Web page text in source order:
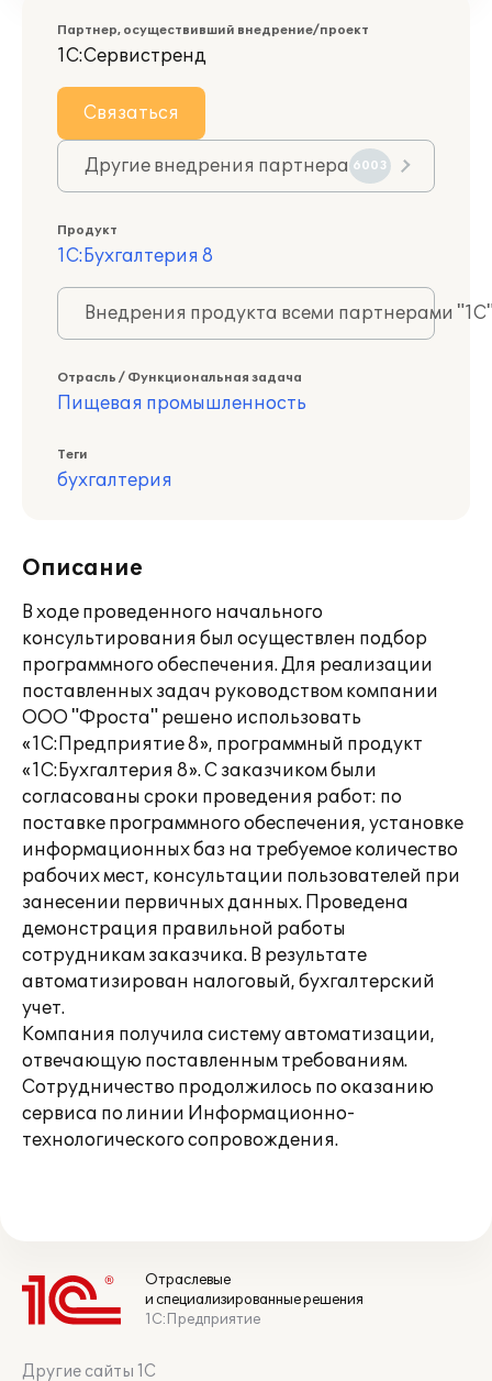
Партнер, осуществивший внедрение/проект
1С:Сервистренд
Связаться
Другие внедрения партнера 6003
Продукт
1С:Бухгалтерия 8
Внедрения продукта всеми партнерами
Отрасль / Функциональная задача
Пищевая промышленность
Теги
бухгалтерия
Описание
В ходе проведенного начального
консультирования был осуществлен подбор
программного обеспечения. Для реализации
поставленных задач руководством компании
ООО "Фроста" решено использовать
«1С:Предприятие 8», программный продукт
«1С:Бухгалтерия 8». С заказчиком были
согласованы сроки проведения работ: по
поставке программного обеспечения, установке
информационных баз на требуемое количество
рабочих мест, консультации пользователей при
занесении первичных данных. Проведена
демонстрация правильной работы
сотрудникам заказчика. В результате
автоматизирован налоговый, бухгалтерский
учет.
Компания получила систему автоматизации,
отвечающую поставленным требованиям.
Сотрудничество продолжилось по оказанию
сервиса по линии Информационно-
технологического сопровождения.
Отраслевые
и специализированные решения
1С:Предприятие
Другие сайты 1С